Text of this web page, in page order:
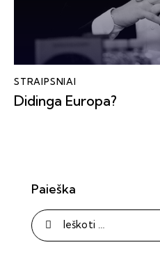
STRAIPSNIAI
Didinga Europa?
Paieška